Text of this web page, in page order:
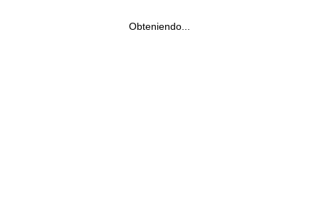
Obteniendo...